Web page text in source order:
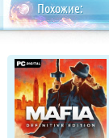
Похожие: